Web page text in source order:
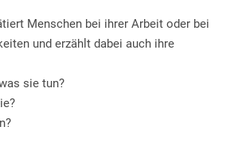
Menschen bei ihrer Arbeit oder bei
und erzählt dabei auch ihre
sie tun?